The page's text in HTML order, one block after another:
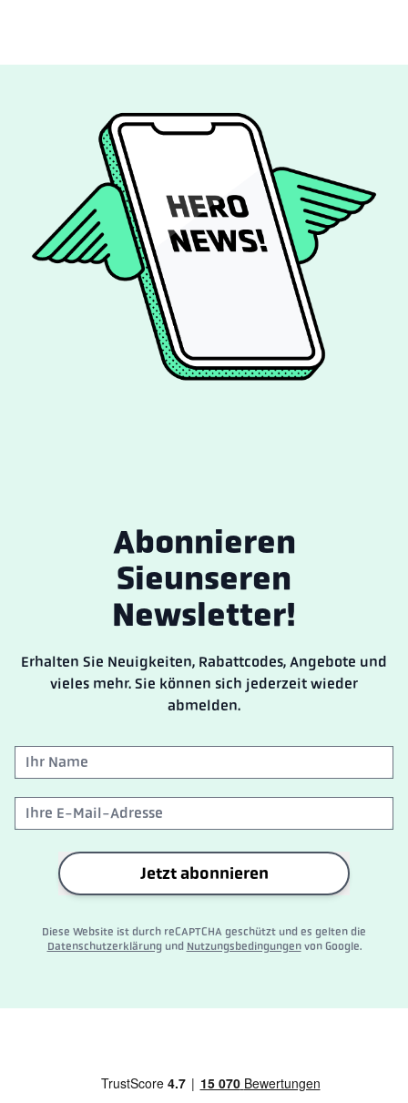
Abonnieren
Sieunseren
Newsletter!
Erhalten Sie Neuigkeiten, Rabattcodes, Angebote und
vieles mehr. Sie können sich jederzeit wieder
abmelden.
Jetzt abonnieren
Diese Website ist durch reCAPTCHA geschützt und es gelten die
Datenschutzerklärungund Nutzungsbedingungenvon Google.